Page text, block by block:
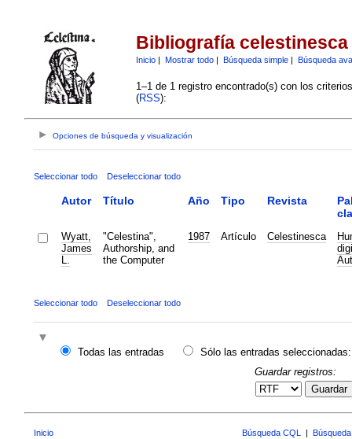
Bibliografía celestinesca
Inicio| Mostrar todo| Búsqueda simple| Búsqueda
1–1 de 1 registro encontrado(s) con los
(RSS):
Opciones de búsqueda y visualización
Seleccionar todo Deseleccionar todo
Autor Título Año Tipo Revista
Wyatt,
James
"Celestina",
Authorship, and
the Computer
1987 Artículo Celestinesca
Seleccionar todo Deseleccionar todo
Todas las entradas
Sólo las entradas seleccionadas:
Guardar registros:
Guardar
Inicio Búsqueda CQL